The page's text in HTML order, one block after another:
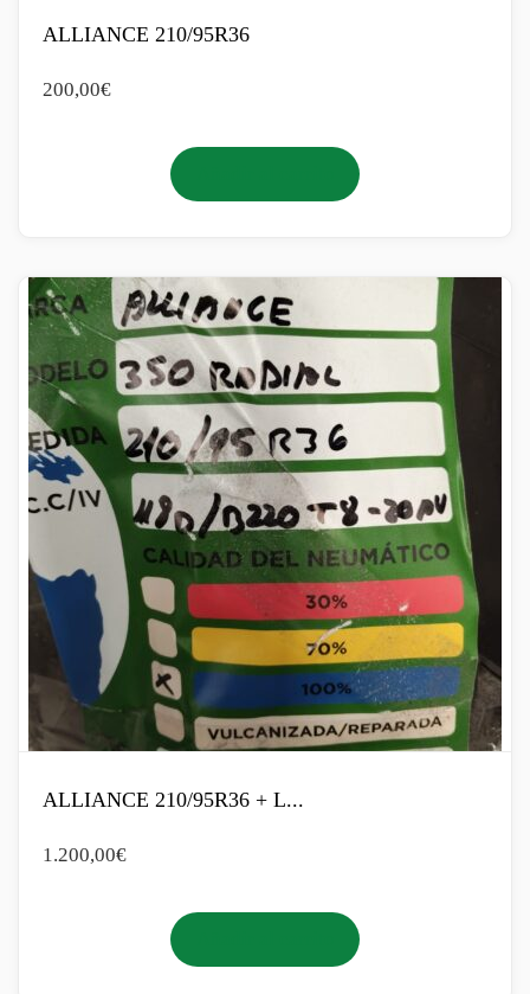
ALLIANCE 210/95R36
200,00€
ALLIANCE 210/95R36 + L...
1.200,00€